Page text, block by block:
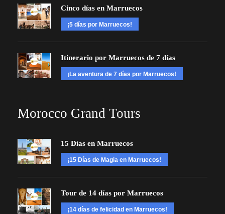
Cinco días en Marruecos
¡5 días por Marruecos!
Itinerario por Marruecos de 7 días
¡La aventura de 7 días por Marruecos!
Morocco Grand Tours
15 Días en Marruecos
¡15 Días de Magia en Marruecos!
Tour de 14 días por Marruecos
¡14 días de felicidad en Marruecos!